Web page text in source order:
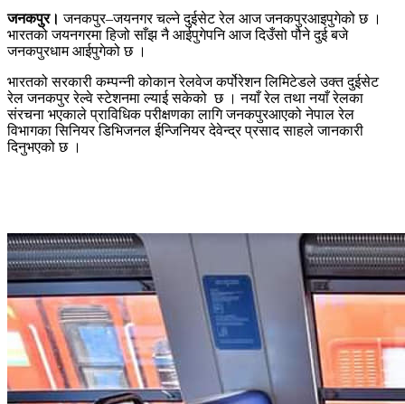
जनकपुर। जनकपुर–जयनगर चल्ने दुईसेट रेल आज जनकपुरआइपुगेको छ ।
भारतको जयनगरमा हिजो साँझ नै आईपुगेपनि आज दिउँसो पौने दुई बजे
जनकपुरधाम आईपुगेको छ ।
भारतको सरकारी कम्पन्नी कोकान रेलवेज कर्पोरेशन लिमिटेडले उक्त दुईसेट
रेल जनकपुर रेल्वे स्टेशनमा ल्याई सकेको छ । नयाँ रेल तथा नयाँ रेलका
संरचना भएकाले प्राविधिक परीक्षणका लागि जनकपुरआएको नेपाल रेल
विभागका सिनियर डिभिजनल ईन्जिनियर देवेन्द्र प्रसाद साहले जानकारी
दिनुभएको छ ।